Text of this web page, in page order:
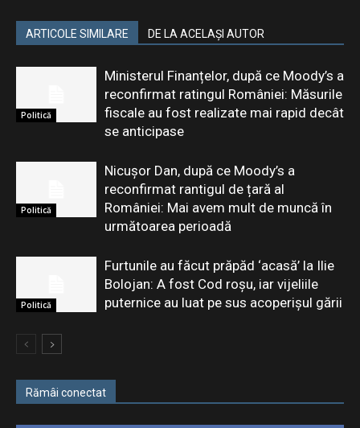
ARTICOLE SIMILARE DE LA ACELAȘI AUTOR
Politică
Ministerul Finanțelor, după ce Moody’s a
reconfirmat ratingul României: Măsurile
fiscale au fost realizate mai rapid decât
se anticipase
Politică
Nicușor Dan, după ce Moody’s a
reconfirmat rantigul de țară al
României: Mai avem mult de muncă în
următoarea perioadă
Politică
Furtunile au făcut prăpăd ‘acasă’ la Ilie
Bolojan: A fost Cod roșu, iar vijeliile
puternice au luat pe sus acoperișul gării
Rămâi conectat